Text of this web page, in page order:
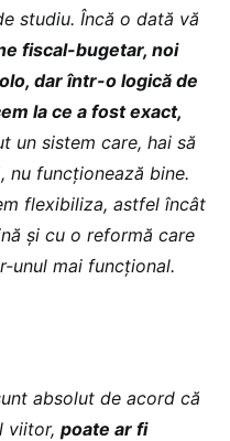
studiu. Încă o dată vă
fiscal-bugetar, noi
dar într-o logică de
la ce a fost exact,
un sistem care, hai să
nu funcționează bine.
flexibiliza, astfel încât
și cu o reformă care
unul mai funcțional.
absolut de acord că
viitor, poate ar fi